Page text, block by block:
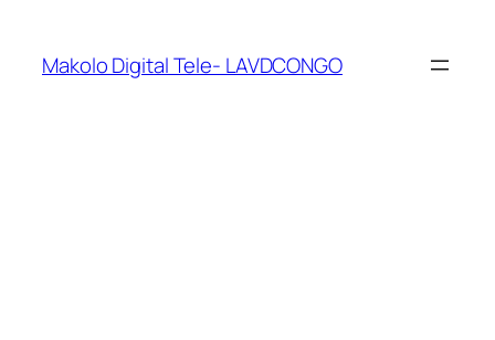
Makolo Digital Tele- LAVDCONGO